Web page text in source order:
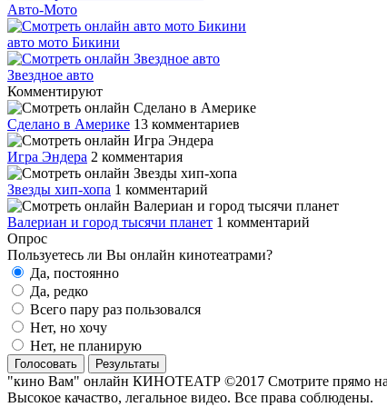
Авто-Мото
авто мото Бикини
Звездное авто
Комментируют
Сделано в Америке 13 комментариев
Игра Эндера 2 комментария
Звезды хип-хопа 1 комментарий
Валериан и город тысячи планет 1 комментарий
Опрос
Пользуетесь ли Вы онлайн кинотеатрами?
Да, постоянно
Да, редко
Всего пару раз пользовался
Нет, но хочу
Нет, не планирую
Голосовать Результаты
"кино Вам" онлайн КИНОТЕАТР ©2017 Смотрите прямо на
Высокое качаство, легальное видео. Все права соблюдены.